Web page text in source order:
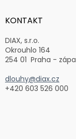
aKONTAKT
DIAX, s.r.o.
Okrouhlo 164
254 01 Praha -
dlouhy@diax.cz
+420 603 526 000